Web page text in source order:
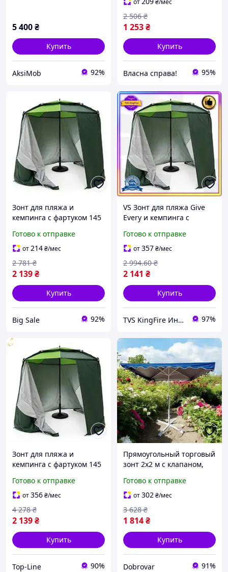
5 400₴
Купить
AksiMob 92%
от ₴/мес
1 253₴
2 506 ₴
Купить
Власна справа! 95%
Зонт для пляжа и
кемпинга с фартуком 145
для защиты от солнца и
дождя
Готово к отправке
от214₴/мес
2 139₴
2 781 ₴
Купить
Big Sale 92%
VS Зонт для пляжа Give
Every и кемпинга с
круглый тент для защиты
от солнца и дождя
32T8_V1
Готово к отправке
от357₴/мес
2 141 ₴
2 994.60 ₴
Купить
TVS KingFire Интернет магазин 97%
Зонт для пляжа и
кемпинга с фартуком 145
солнца и дождя HP-JW-6
Готово к отправке
от356₴/мес
2 139₴
4 278 ₴
Купить
Top-Line 90%
Прямоугольный торговый
зонт 2x2 м с клапаном,
солнца и дождя для
летних кафе и пляжа
Готово к отправке
от302₴/мес
1 814₴
3 628 ₴
Купить
Dobrovar 91%